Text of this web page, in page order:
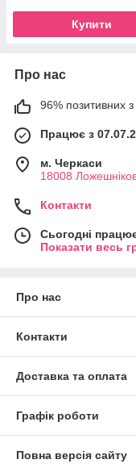
Купити
Про нас
96% позитивних з
Працює з
м. Черкаси
18008
Контакти
Сьогодні
Показати весь
Про нас
Контакти
Доставка та оплата
Графік роботи
Повна версія сайту